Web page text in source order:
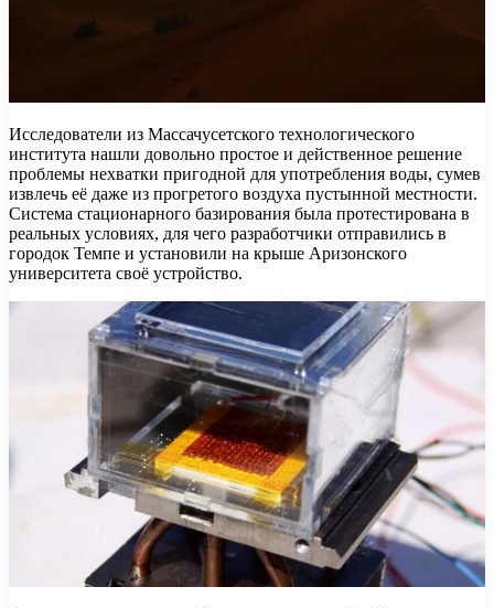
Исследователи из Массачусетского технологического
института нашли довольно простое и действенное решение
проблемы нехватки пригодной для употребления воды, сумев
извлечь её даже из прогретого воздуха пустынной местности.
Система стационарного базирования была протестирована в
реальных условиях, для чего разработчики отправились в
городок Темпе и установили на крыше Аризонского
университета своё устройство.